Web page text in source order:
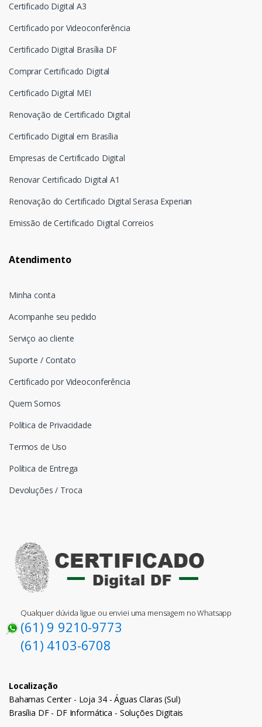
Certificado Digital A3
Certificado por Videoconferência
Certificado Digital Brasília DF
Comprar Certificado Digital
Certificado Digital MEI
Renovação de Certificado Digital
Certificado Digital em Brasília
Empresas de Certificado Digital
Renovar Certificado Digital A1
Renovação do Certificado Digital Serasa Experian
Emissão de Certificado Digital Correios
Atendimento
Minha conta
Acompanhe seu pedido
Serviço ao cliente
Suporte / Contato
Certificado por Videoconferência
Quem Somos
Política de Privacidade
Termos de Uso
Política de Entrega
Devoluções / Troca
Qualquer dúvida ligue ou enviei uma mensagem no Whatsapp
(61) 9 9210-9773
(61) 4103-6708
Localização
Bahamas Center - Loja 34 - Águas Claras (Sul)
Brasília DF - DF Informática - Soluções Digitais